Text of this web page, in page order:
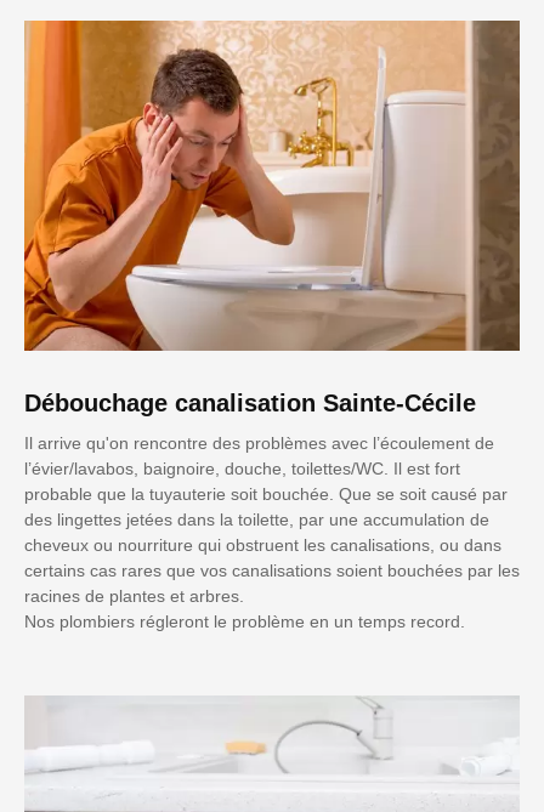
Débouchage canalisation Sainte-Cécile
Il arrive qu'on rencontre des problèmes avec l’écoulement de
l’évier/lavabos, baignoire, douche, toilettes/WC. Il est fort
probable que la tuyauterie soit bouchée. Que se soit causé par
des lingettes jetées dans la toilette, par une accumulation de
cheveux ou nourriture qui obstruent les canalisations, ou dans
certains cas rares que vos canalisations soient bouchées par les
racines de plantes et arbres.
Nos plombiers régleront le problème en un temps record.